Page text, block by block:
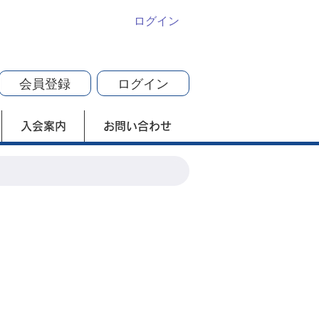
ログイン
会員登録 ログイン
入会案内 お問い合わせ